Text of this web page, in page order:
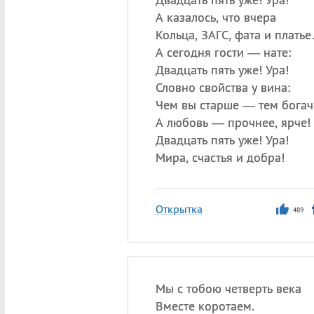
А казалось, что вчера
Кольца, ЗАГС, фата и
А сегодня гости — нате:
Двадцать пять уже! Ура!
Словно свойства у вина:
Чем вы старше — тем
А любовь — прочнее, ярче!
Двадцать пять уже! Ура!
Мира, счастья и добра!
Открытка 489
Мы с тобою четверть века
Вместе коротаем.